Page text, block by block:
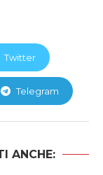
Twitter
Telegram
ANCHE: